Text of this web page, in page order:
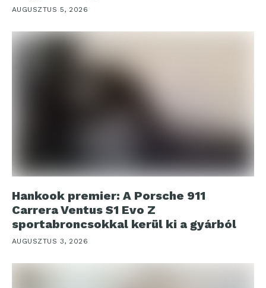
AUGUSZTUS 5, 2026
Hankook premier: A Porsche 911
Carrera Ventus S1 Evo Z
sportabroncsokkal kerül ki a gyárból
AUGUSZTUS 3, 2026